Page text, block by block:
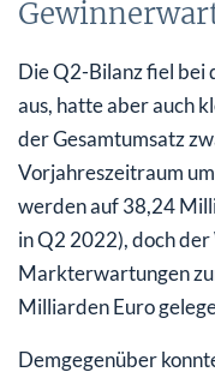
Die Q2-Bilanz fiel bei
aus, hatte aber auch
der Gesamtumsatz
Vorjahreszeitraum
werden auf 38,24
in Q2 2022), doch
Markterwartungen
Milliarden Euro
Demgegenüber